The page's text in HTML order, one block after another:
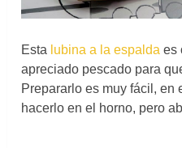
Esta lubina a la espalda es
apreciado pescado para
Prepararlo es muy fácil, en
hacerlo en el horno, pero